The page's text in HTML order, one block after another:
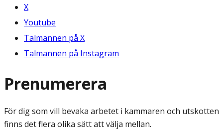
X
Youtube
Talmannen på X
Talmannen på Instagram
Prenumerera
För dig som vill bevaka arbetet i kammaren och utskotten
finns det flera olika sätt att välja mellan.